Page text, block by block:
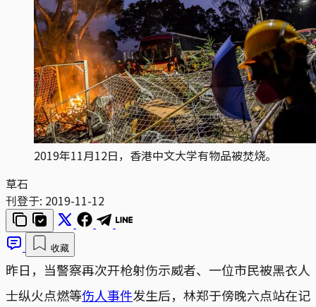
2019年11月12日，香港中文大学有物品被焚烧。
草石
刊登于: 2019-11-12
收藏
昨日，当警察再次开枪射伤示威者、一位市民被黑衣人
士纵火点燃等伤人事件发生后，林郑于傍晚六点站在记